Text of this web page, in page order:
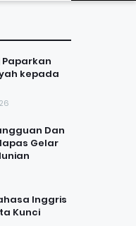
Paparkan
kepada
Dan
Gelar
Inggris
Kunci